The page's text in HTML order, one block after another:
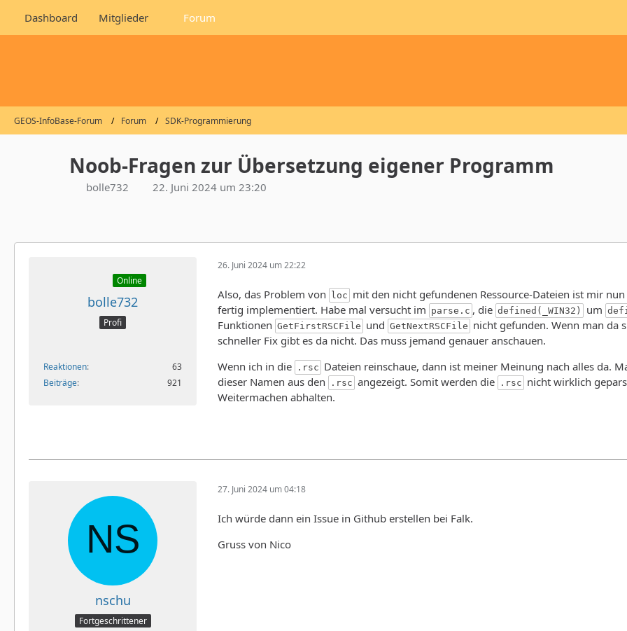
Dashboard Mitglieder Forum
GEOS-InfoBase-Forum Forum SDK-Programmierung
Noob-Fragen zur Übersetzung eigener Programm
bolle732 22. Juni 2024 um 23:20
Online
bolle732
Profi
Reaktionen
63
Beiträge
921
26. Juni 2024 um 22:22
Also, das Problem von loc mit den nicht gefundenen Ressource-Dateien ist mir
fertig implementiert. Habe mal versucht im parse.c , die defined(_WIN32) um
Funktionen GetFirstRSCFile und GetNextRSCFile nicht gefunden. Wenn man da
schneller Fix gibt es da nicht. Das muss jemand genauer anschauen.
Wenn ich in die
.rsc Dateien reinschaue, dann ist meiner Meinung nach alles da.
dieser Namen aus den
.rsc angezeigt. Somit werden die .rsc nicht wirklich
Weitermachen abhalten.
nschu
Fortgeschrittener
27. Juni 2024 um 04:18
Ich würde dann ein Issue in Github erstellen bei Falk.
Gruss von Nico